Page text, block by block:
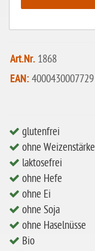
Bio
vegan
ohne Mandeln
ohne Milch
ohne Hafer
ohne Zuckerzusatz
ohne Reis
Art.Nr. 1868
EAN: 4000430007729
glutenfrei
ohne Weizenstärke
laktosefrei
ohne Hefe
ohne Ei
ohne Soja
ohne Haselnüsse
Bio